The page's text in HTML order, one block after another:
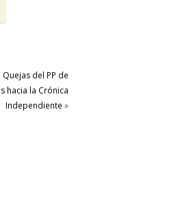
Quejas del PP de
hacia la Crónica
Independiente »